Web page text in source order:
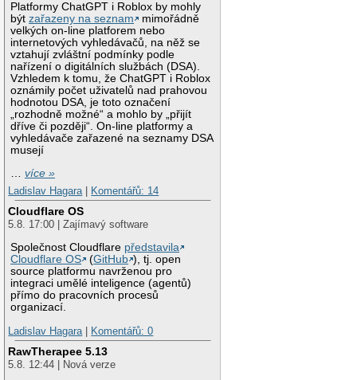
Platformy ChatGPT i Roblox by mohly
býtzařazeny na seznam
mimořádně
velkých on-line platforem nebo
internetových vyhledávačů, na něž se
vztahují zvláštní podmínky podle
nařízení o digitálních službách (DSA).
Vzhledem k tomu, že ChatGPT i Roblox
oznámily počet uživatelů nad prahovou
hodnotou DSA, je toto označení
„rozhodně možné“ a mohlo by „přijít
dříve či později“. On-line platformy a
vyhledávače zařazené na seznamy DSA
musejí
…více »
Ladislav Hagara | Komentářů: 14
Cloudflare OS
5.8. 17:00 | Zajímavý software
Společnost Cloudflare představila
Cloudflare OS
(GitHub ), tj. open
source platformu navrženou pro
integraci umělé inteligence (agentů)
přímo do pracovních procesů
organizací.
Ladislav Hagara | Komentářů: 0
RawTherapee 5.13
5.8. 12:44 | Nová verze